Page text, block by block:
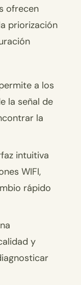
ofrecen
priorización
a los
la señal de
la
intuitiva
WIFI,
rápido
y